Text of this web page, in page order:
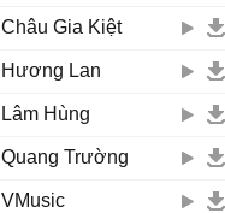
Châu Gia Kiệt
Hương Lan
Lâm Hùng
Quang Trường
VMusic